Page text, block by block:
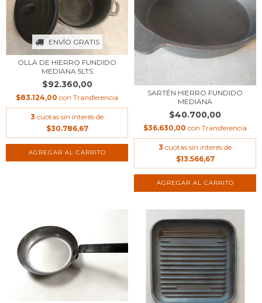
ENVÍO GRATIS
OLLA DE HIERRO FUNDIDO
MEDIANA 5LTS
$92.360,00
$83.124,00 con Transferencia
3 cuotas sin interés de
$30.786,67
SARTÉN HIERRO FUNDIDO
MEDIANA
$40.700,00
$36.630,00 con Transferencia
3 cuotas sin interés de
$13.566,67